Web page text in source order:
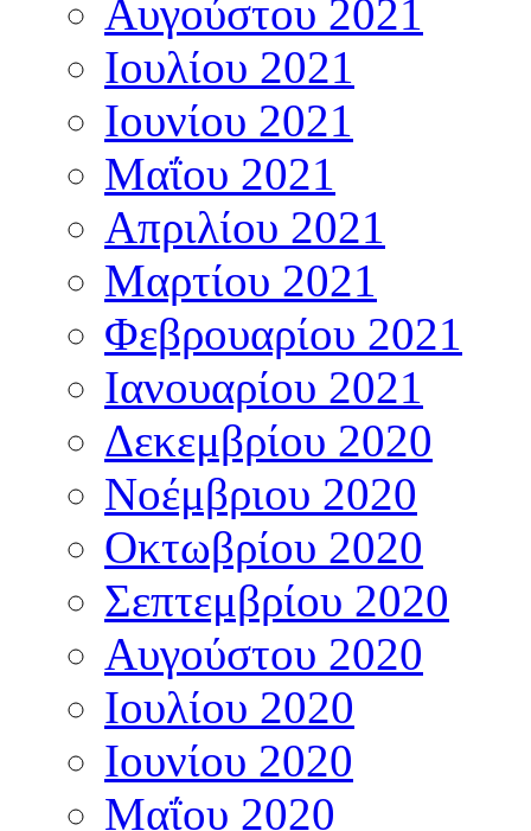
Αυγούστου 2021
Ιουλίου 2021
Ιουνίου 2021
Μαΐου 2021
Απριλίου 2021
Μαρτίου 2021
Φεβρουαρίου 2021
Ιανουαρίου 2021
Δεκεμβρίου 2020
Νοέμβριου 2020
Οκτωβρίου 2020
Σεπτεμβρίου 2020
Αυγούστου 2020
Ιουλίου 2020
Ιουνίου 2020
Μαΐου 2020